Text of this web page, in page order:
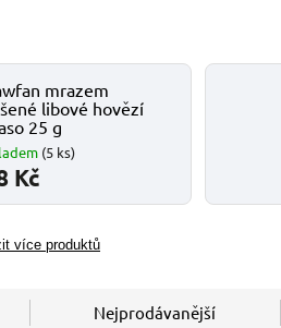
mrazem
libové hovězí
25 g
(5 ks)
Kč
více produktů
Nejprodávanější